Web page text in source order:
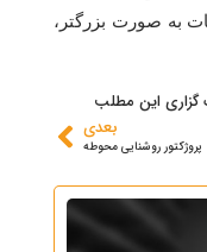
به صورت بزرگتر،
گزاری این مطلب
بعدی
پروژکتور روشنایی محوطه